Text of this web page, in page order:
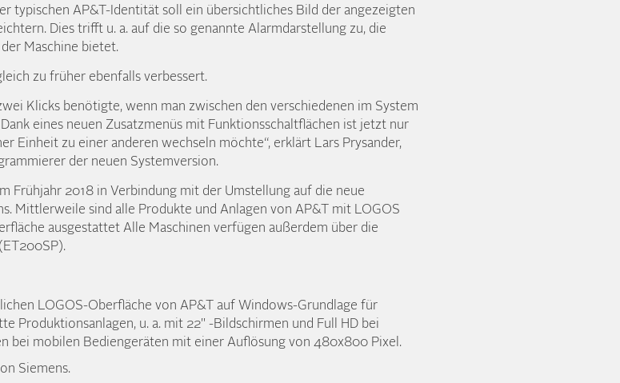
typischen AP&T-Identität soll ein übersichtliches Bild der angezeigten
Dies trifft u. a. auf die so genannte Alarmdarstellung zu, die
Maschine bietet.
zu früher ebenfalls verbessert.
Klicks benötigte, wenn man zwischen den verschiedenen im System
eines neuen Zusatzmenüs mit Funktionsschaltflächen ist jetzt nur
Einheit zu einer anderen wechseln möchte“, erklärt Lars Prysander,
der neuen Systemversion.
Frühjahr 2018 in Verbindung mit der Umstellung auf die neue
Mittlerweile sind alle Produkte und Anlagen von AP&T mit LOGOS
ausgestattet Alle Maschinen verfügen außerdem über die
LOGOS-Oberfläche von AP&T auf Windows-Grundlage für
Produktionsanlagen, u. a. mit 22" -Bildschirmen und Full HD bei
bei mobilen Bediengeräten mit einer Auflösung von 480x800 Pixel.
Siemens.